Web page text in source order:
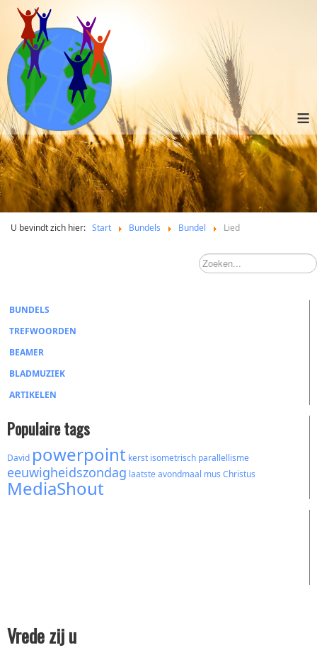
≡
U bevindt zich hier: Start Bundels Bundel Lied
BUNDELS
TREFWOORDEN
BEAMER
BLADMUZIEK
ARTIKELEN
Populaire tags
David powerpoint kerst isometrisch parallellisme
eeuwigheidszondag laatste avondmaal mus Christus
MediaShout
Vrede zij u